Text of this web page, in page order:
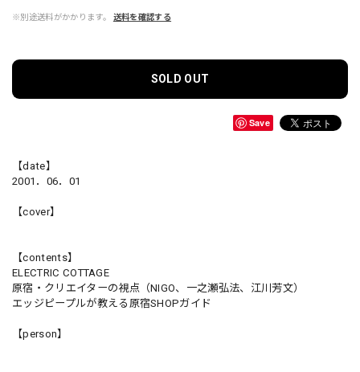
※別途送料がかかります。 送料を確認する
SOLD OUT
Save
【date】
2001．06．01
【cover】
【contents】
ELECTRIC COTTAGE
原宿・クリエイターの視点（NIGO、一之瀬弘法、江川芳文）
エッジピープルが教える原宿SHOPガイド
【person】